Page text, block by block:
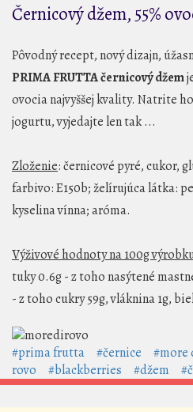
Černicový džem, 55%
Pôvodný recept, nový dizajn,
PRIMA FRUTTA černicový džem
ovocia najvyššej kvality. Natrite
jogurtu, vyjedajte len tak ...
Zloženie: černicové pyré, cukor,
farbivo: E150b; želírujúca látka:
kyselina vínna; aróma.
Výživové hodnoty na 100g
tuky 0.6g - z toho nasýtené
- z toho cukry 59g, vláknina 1g,
#prima frutta #černice
#more
rovo
#blackberries #džem